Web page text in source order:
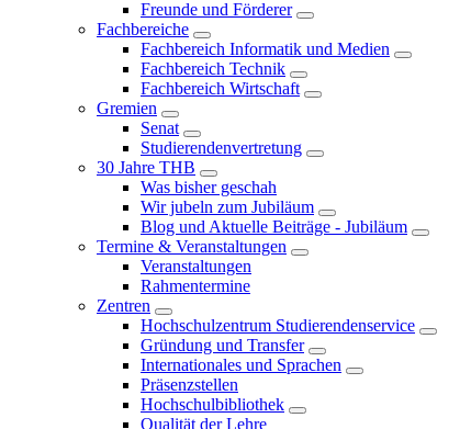
Freunde und Förderer
Fachbereiche
Fachbereich Informatik und Medien
Fachbereich Technik
Fachbereich Wirtschaft
Gremien
Senat
Studierendenvertretung
30 Jahre THB
Was bisher geschah
Wir jubeln zum Jubiläum
Blog und Aktuelle Beiträge - Jubiläum
Termine & Veranstaltungen
Veranstaltungen
Rahmentermine
Zentren
Hochschulzentrum Studierendenservice
Gründung und Transfer
Internationales und Sprachen
Präsenzstellen
Hochschulbibliothek
Qualität der Lehre